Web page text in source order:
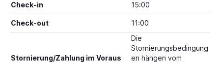
Check-in 15:00
Check-out 11:00
Stornierung/Zahlung im Voraus
Die
Stornierungsbedingung
en hängen vom